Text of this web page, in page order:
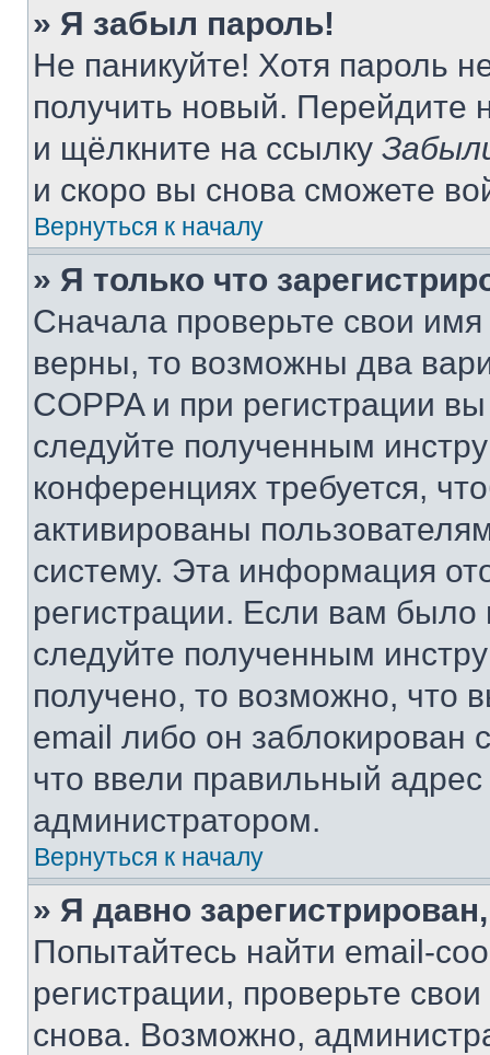
» Я забыл пароль!
Не паникуйте! Хотя пароль
получить новый. Перейдите
и щёлкните на ссылку
и скоро вы снова сможете
Вернуться к началу
» Я только что
Сначала проверьте свои
верны, то возможны два
COPPA и при регистрации
следуйте полученным
конференциях требуется,
активированы
систему. Эта информация
регистрации. Если вам
следуйте полученным
получено, то возможно, что
email либо он
что ввели правильный адрес
администратором.
Вернуться к началу
» Я давно
Попытайтесь найти email-
регистрации, проверьте
снова. Возможно,